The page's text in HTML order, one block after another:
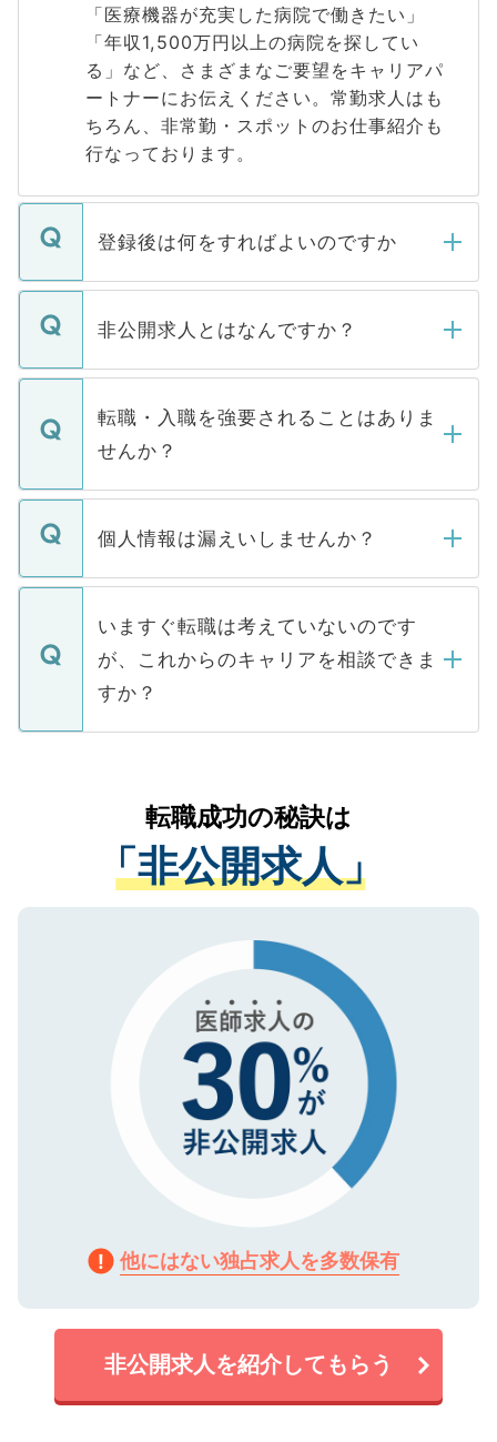
「医療機器が充実した病院で働きたい」
「年収1,500万円以上の病院を探してい
る」など、さまざまなご要望をキャリアパ
ートナーにお伝えください。常勤求人はも
ちろん、非常勤・スポットのお仕事紹介も
行なっております。
登録後は何をすればよいのですか
ご登録いただきましたら、弊社担当者がご
登録内容を確認し、その後メールもしくは
ます。通常、5営業日以内にはご連絡をせて
いただきますので、しばらくお待ちくださ
非公開求人とはなんですか？
マイナビDOCTORで取り扱っている求人の
うち約3割は、Webサイトからご覧いただ
けない「非公開求人」です。非公開求人は
下記の理由によって、一般には公開してい
ません。
■応募殺到を避けるため 人気のある医療機
関を公にしてしまうと、応募が殺到する場
に、医療機関が求める条件に合った人材の
みを人材紹介会社に依頼するケースが増え
ています。
転職・入職を強要されることはありま
せんか？
転職・入職を強要することは一切ありませ
ん。また、仮に応募先から内定をいただい
定を承諾する必要はありません。内定先へ
の辞退の連絡はキャリアパートナーが行い
個人情報は漏えいしませんか？
個人情報が漏えいすることはありませんの
で、ご安心ください。当サイトからの登録
などで収集したご登録者様の個人情報は、
ご本人のキャリアアップおよび転職活動の
支援を目的に使用いたします。お預かりし
ているすべての個人データはご本人の許可
は、個人情報の取り扱いについての厳密な
管理基準を満たした事業者のみに付与され
る、プライバシーマークを取得済みです。
で、機密保持に関してもご安心ください。
いますぐ転職は考えていないのです
が、これからのキャリアを相談できま
すか？
かがいして、現在の医療機関の状況や紹介
経験をまじえながら、適切なアドバイスを
させていただきます。すぐにご転職をされ
ない方には、長期的なサポートが可能です
ので、まずはご登録ください。
転職成功の秘訣は
「非公開求人」
他にはない独占求人を多数保有
非公開求人を紹介してもらう